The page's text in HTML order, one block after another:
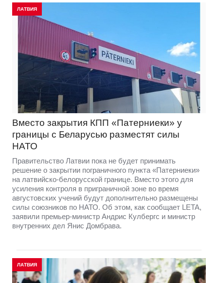
ЛАТВИЯ
Вместо закрытия КПП «Патерниеки» у
границы с Беларусью разместят силы
НАТО
Правительство Латвии пока не будет принимать
решение о закрытии пограничного пункта «Патерниеки»
на латвийско-белорусской границе. Вместо этого для
усиления контроля в приграничной зоне во время
августовских учений будут дополнительно размещены
силы союзников по НАТО. Об этом, как сообщает LETA,
заявили премьер-министр Андрис Кулбергс и министр
внутренних дел Янис Домбрава.
ЛАТВИЯ